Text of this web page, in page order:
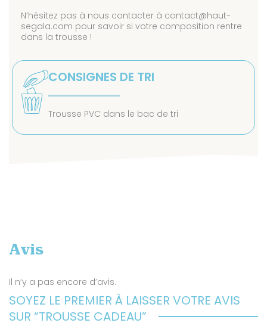
N’hésitez pas à nous contacter à contact@haut-
segala.com pour savoir si votre composition rentre
dans la trousse !
CONSIGNES DE TRI
Trousse PVC dans le bac de tri
Avis
Il n’y a pas encore d’avis.
SOYEZ LE PREMIER À LAISSER VOTRE AVIS
SUR “TROUSSE CADEAU”